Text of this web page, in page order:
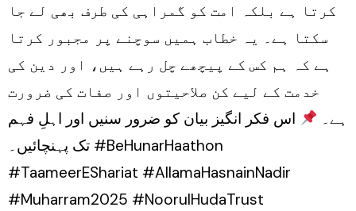
کرتا ہے بلکہ امت کو گمراہی کی طرف بھی لے جا
سکتا ہے۔ یہ خطاب ہمیں سوچنے پر مجبور کرتا
ہے کہ ہم کس کے پیچھے چل رہے ہیں، اور دین کی
خدمت کے لیے کن صلاحیتوں اور صفات کی ضرورت
ہے۔
اس فکر انگیز بیان کو ضرور سنیں اور اہلِ فہم
تک پہنچائیں۔ #BeHunarHaathon
#TaameerEShariat #AllamaHasnainNadir
#Muharram2025 #NoorulHudaTrust